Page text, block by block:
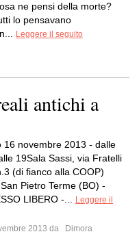
ne pensi della morte?
lo pensavano
Leggere il seguito
antichi a
16 novembre 2013 - dalle
19Sala Sassi, via Fratelli
(di fianco alla COOP)
Pietro Terme (BO) -
LIBERO -...
Leggere il
2013 da
Dimora